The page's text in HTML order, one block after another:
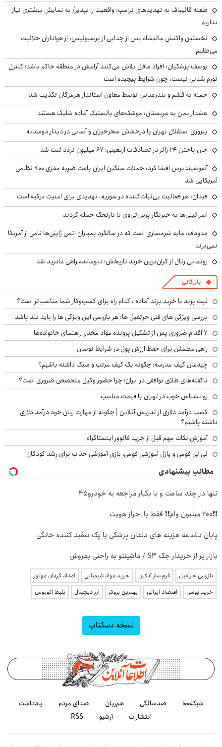
طعنه قالیباف به تهدیدهای ترامپ: واقعیت را بپذیر/ به نمایش بیشتری نیاز
نداریم
نخستین واکنش عالیشاه پس از جدایی از پرسپولیس: از هواداران حلالیت
می‌طلبم
یوسف پزشکیان: افراد عاقل تلاش می‌کنند آرامش در منطقه حاکم باشد؛ کنترل
تورم شدنی نیست، چون شرایط پیچیده است
حمله به قشم و بندرعباس توسط معاون استاندار هرمزگان تکذیب شد
هشدار یمن به عربستان: موشک‌های بالستیک آماده شلیک هستند
پیروزی استقلال تهران با درخشش سحرخیزان و آسانی در دیدار دوستانه
جان باختن ۲۴ زائر در تصادفات اربعینی؛ ۶۷ میلیون تردد ثبت شد
آسوشیتدپرس افشا کرد: حملات سنگین ایران باعث ضربه مغزی ۷۰۰ نظامی
آمریکایی شد
فیدان: هر فعالیت بی‌ثبات‌کننده در سوریه، تهدیدی برای امنیت ترکیه است
اسرائیلی‌ها به خبرنگار پرس‌تی‌وی با نارنجک حمله کردند
مدودف: مایه شرمساری است که در سالگرد بمباران اتمی ژاپنی‌ها نامی از آمریکا
نمی‌برند
رونمایی رئال از گران‌ترین خرید تاریخش؛ دیومانده راهی مادرید شد
بازرگانی
ثبت برند یا خرید برند آماده : کدام راه برای کسب‌وکار شما مناسب‌تر است؟
بررسی ویژگی های فنی جرثقیل ها: هر بازرسی این ویژگی ها را باید بلد باشد
۷ اقدام ضروری پس از تشکیل پرونده مواد مخدر؛ راهنمای خانواده‌ها
راهی مطمئن برای حفظ ارزش پول در شرایط نوسان
چیدمان کیف مدرسه؛ چگونه یک کیف مرتب و سبک داشته باشیم؟
ناگفته‌های طلاق توافقی در ایران؛ چرا حضور وکیل متخصص ضروری است؟
روانشناس خوب در تهران با قیمت مناسب
کسب درآمد دلاری از تدریس آنلاین | چگونه از مهارت زبان خود درآمد دلاری
داشته باشیم؟
آموزش نکات مهم قبل از خرید فالوور اینستاگرام
لی لی فومی و پازل آموزشی فومی؛ بازی آموزشی جذاب برای رشد کودکان
مطالب پیشنهادی
تنها در چند ساعت و با یکبار مراجعه به خودرو45
❗❗200 میلیون وام❗❗ فقط با احراز هویت
پایان دغدغه هزینه های دندان پزشکی با پک سفید کننده خانگی
بازار پر از خریدار جک S3 / ماشینتو به راحتی بفروش
بازرسی جرثقیل فرم ساز آنلاین خرید مواد شیمیایی
امداد کرمان موتور
خرید یوسی
اقتصاد ایرانی بهترین بروکر ارز دیجیتال بلیط اتوبوس
نسخه دسکتاپ
شبکه۱۰۰ صدسالگی هم‌زبان صدای مردم
یادداشت
انتشارات
آرشیو RSS